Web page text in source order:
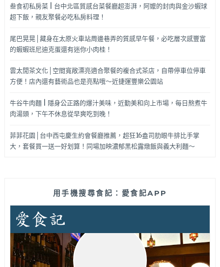
叁食初私房菜 | 台中北區質感台菜餐廳超澎湃，阿嬤的封肉與金沙蝦球
超下飯，親友聚餐必吃私房料理！
尾巴晃晃│藏身在太原火車站周邊巷弄的質感早午餐，必吃層次感豐富
的蝦蝦班尼迪克蛋還有迷你小肉桂！
雲太閒茶文化│空間寬敞漂亮適合聚餐的複合式茶店，自帶停車位停車
方便！店內還有藝術品也是亮點哦～近捷運豐樂公園站
牛谷牛肉麵 | 隱身公正路的爆汁美味，近勤美和向上市場，每日熬煮牛
肉湯頭，下午不休息從早爽吃到晚！
菲菲花園│台中西屯慶生約會餐廳推薦，超狂16盎司肋眼牛排比手掌
大，套餐買一送一好划算！同場加映濃郁黑松露燉飯與義大利麵～
用手機搜尋食記：愛食記APP